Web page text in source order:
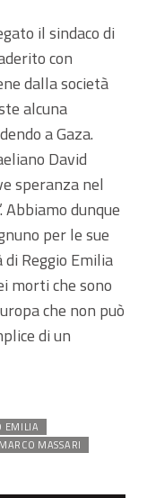
il sindaco di
con
dalla società
alcuna
a Gaza.
David
speranza nel
Abbiamo dunque
per le sue
Reggio Emilia
morti che sono
che non può
di un
EMILIA
MARCO MASSARI